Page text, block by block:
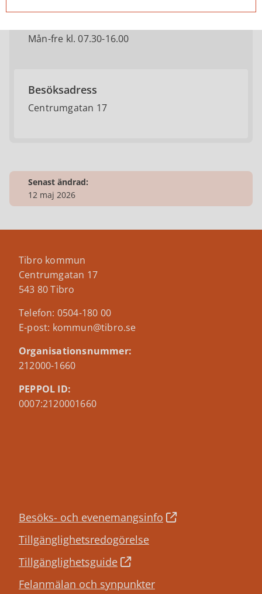
Mån-fre kl. 07.30-16.00
Besöksadress
Centrumgatan 17
Senast ändrad:
12 maj 2026
Tibro kommun
Centrumgatan 17
543 80 Tibro
Telefon: 0504-180 00
E-post: kommun@tibro.se
Organisationsnummer:
212000-1660
PEPPOL ID:
0007:2120001660
Besöks- och evenemangsinfo
Tillgänglighetsredogörelse
Tillgänglighetsguide
Felanmälan och synpunkter